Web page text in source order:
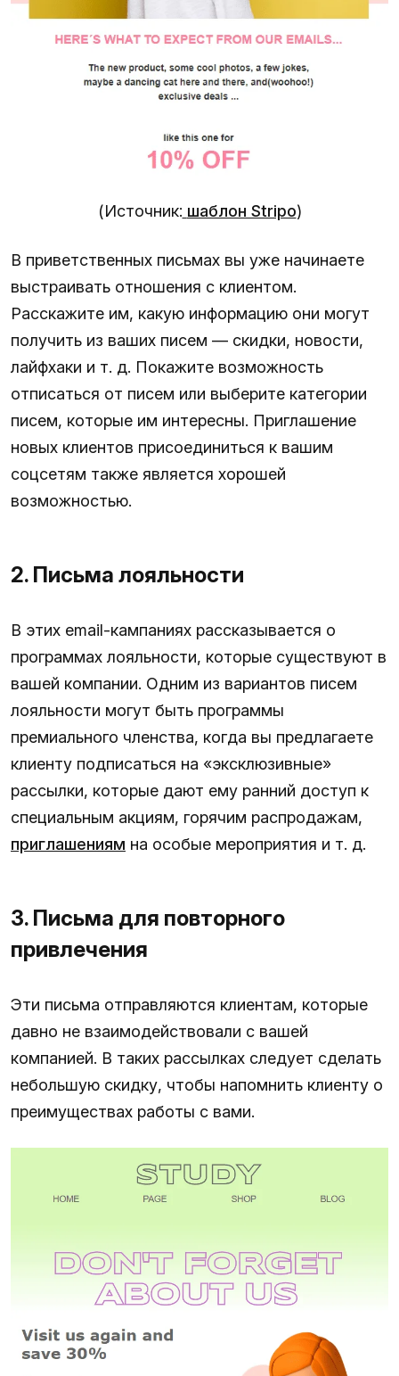
(Источник: шаблон Stripo)
В приветственных письмах вы уже начинаете
выстраивать отношения с клиентом.
Расскажите им, какую информацию они могут
получить из ваших писем — скидки, новости,
лайфхаки и т. д. Покажите возможность
отписаться от писем или выберите категории
писем, которые им интересны. Приглашение
новых клиентов присоединиться к вашим
соцсетям также является хорошей
возможностью.
2. Письма лояльности
В этих email-кампаниях рассказывается о
программах лояльности, которые существуют в
вашей компании. Одним из вариантов писем
лояльности могут быть программы
премиального членства, когда вы предлагаете
клиенту подписаться на «эксклюзивные»
рассылки, которые дают ему ранний доступ к
специальным акциям, горячим распродажам,
приглашениям на особые мероприятия и т. д.
3. Письма для повторного
привлечения
Эти письма отправляются клиентам, которые
давно не взаимодействовали с вашей
компанией. В таких рассылках следует сделать
небольшую скидку, чтобы напомнить клиенту о
преимуществах работы с вами.